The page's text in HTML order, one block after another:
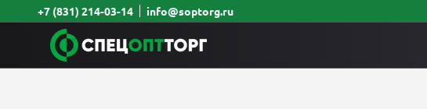
+7 (831) 214-03-14 info@soptorg.ru